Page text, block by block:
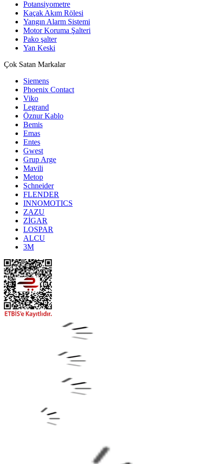
Potansiyometre
Kaçak Akım Rölesi
Yangın Alarm Sistemi
Motor Koruma Şalteri
Pako şalter
Yan Keski
Çok Satan Markalar
Siemens
Phoenix Contact
Viko
Legrand
Öznur Kablo
Bemis
Emas
Entes
Gwest
Grup Arge
Mavili
Metop
Schneider
FLENDER
INNOMOTICS
ZAZU
ZİGAR
LOSPAR
ALCU
3M